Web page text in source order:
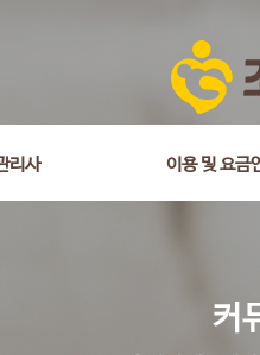
리사 이용 및 요금